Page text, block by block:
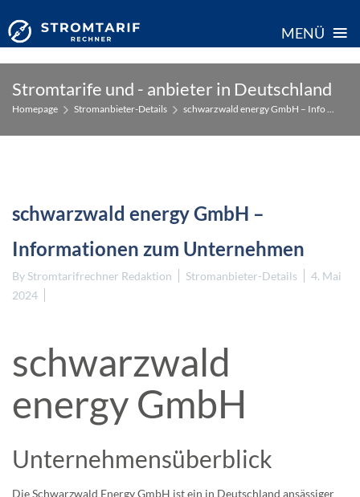
MENÜ ≡
content
Stromtarife und - anbieter in Deutschland
Homepage Stromanbieter-Details schwarzwald energy GmbH – Info ...
schwarzwald energy GmbH –
Informationen zum Unternehmen
By Stromtarifrechner Redaktion Stromanbieter-Details
4. Mai
2024
schwarzwald
energy GmbH
Unternehmensüberblick
Die Schwarzwald Energy GmbH ist ein in Deutschland ansässiger